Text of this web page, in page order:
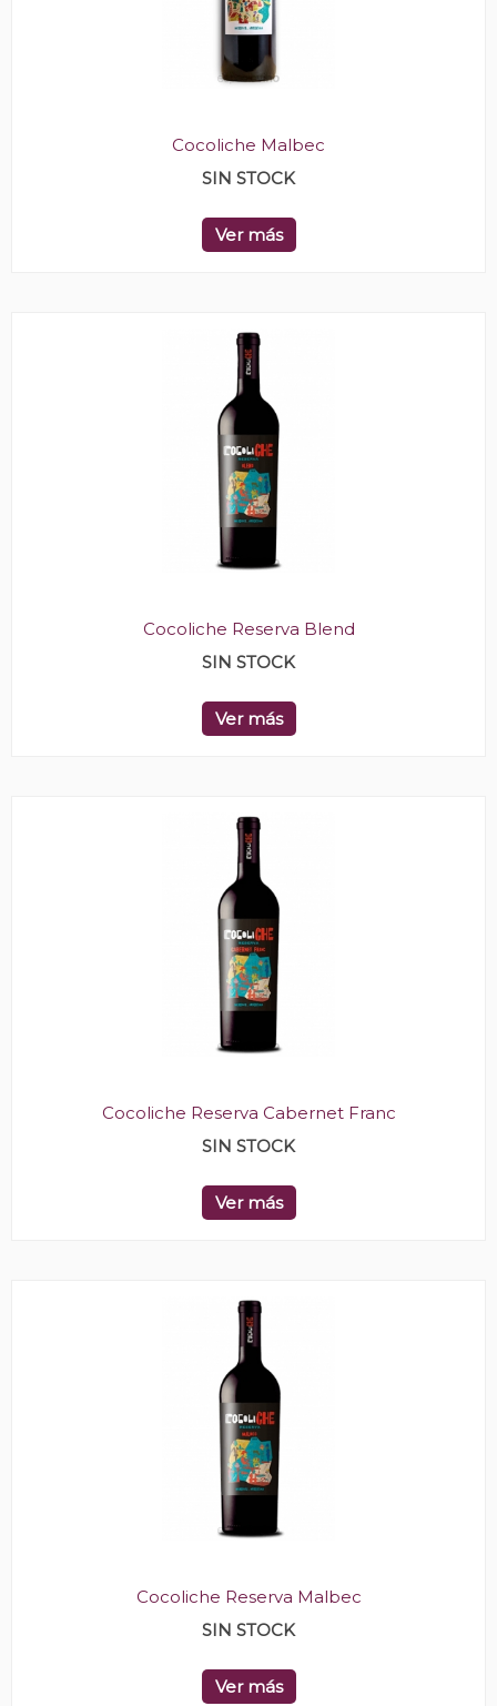
Cocoliche Malbec
SIN STOCK
Ver más
Cocoliche Reserva Blend
SIN STOCK
Ver más
Cocoliche Reserva Cabernet Franc
SIN STOCK
Ver más
Cocoliche Reserva Malbec
SIN STOCK
Ver más